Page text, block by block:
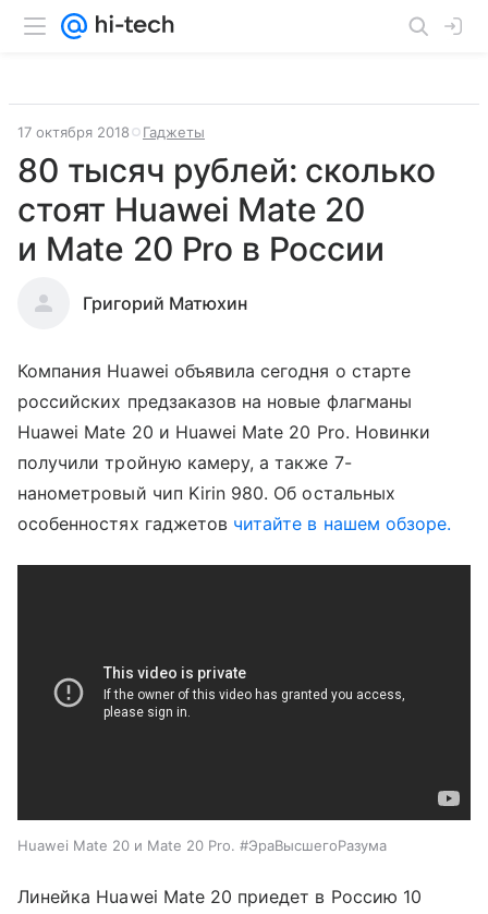
17 октября 2018 Гаджеты
80 тысяч рублей: сколько
стоят Huawei Mate 20
и Mate 20 Pro в России
Григорий Матюхин
Компания Huawei объявила сегодня о старте
российских предзаказов на новые флагманы
Huawei Mate 20 и Huawei Mate 20 Pro. Новинки
получили тройную камеру, а также 7-
нанометровый чип Kirin 980. Об остальных
особенностях гаджетов читайте в нашем обзоре.
Huawei Mate 20 и Mate 20 Pro. #ЭраВысшегоРазума
Линейка Huawei Mate 20 приедет в Россию 10